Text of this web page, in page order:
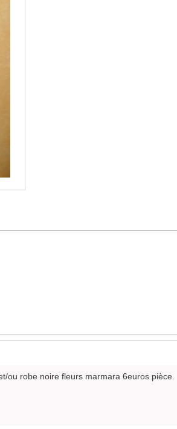
ou robe noire fleurs marmara 6euros pièce.